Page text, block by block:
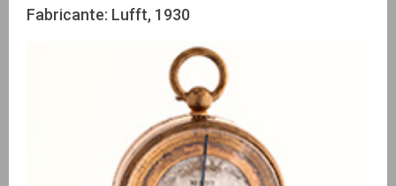
Fabricante: Lufft, 1930